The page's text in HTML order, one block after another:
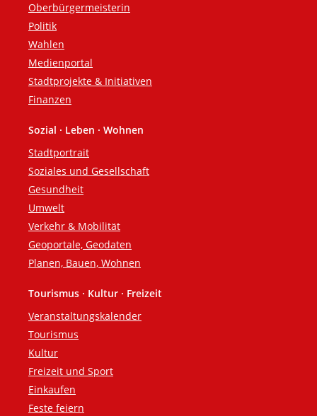
Oberbürgermeisterin
Politik
Wahlen
Medienportal
Stadtprojekte & Initiativen
Finanzen
Sozial · Leben · Wohnen
Stadtportrait
Soziales und Gesellschaft
Gesundheit
Umwelt
Verkehr & Mobilität
Geoportale, Geodaten
Planen, Bauen, Wohnen
Tourismus · Kultur · Freizeit
Veranstaltungskalender
Tourismus
Kultur
Freizeit und Sport
Einkaufen
Feste feiern